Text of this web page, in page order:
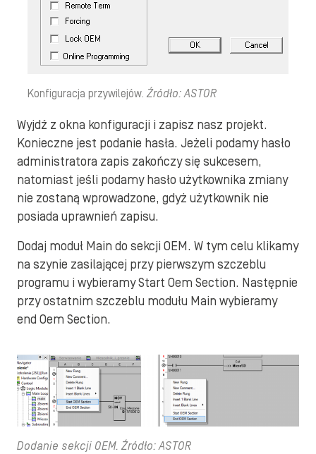
Konfiguracja przywilejów. Źródło: ASTOR
Wyjdź z okna konfiguracji i zapisz nasz projekt.
Konieczne jest podanie hasła. Jeżeli podamy hasło
administratora zapis zakończy się sukcesem,
natomiast jeśli podamy hasło użytkownika zmiany
nie zostaną wprowadzone, gdyż użytkownik nie
posiada uprawnień zapisu.
Dodaj moduł Main do sekcji OEM. W tym celu klikamy
na szynie zasilającej przy pierwszym szczeblu
programu i wybieramy Start Oem Section. Następnie
przy ostatnim szczeblu modułu Main wybieramy
end Oem Section.
Dodanie sekcji OEM. Źródło: ASTOR